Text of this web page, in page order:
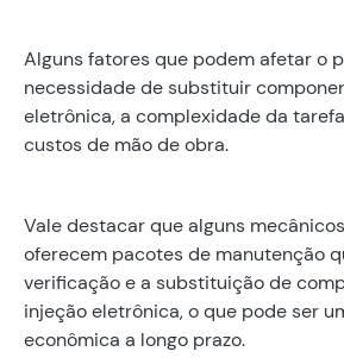
Alguns fatores que podem afetar o
necessidade de substituir
eletrônica, a complexidade da
custos de mão de obra.
Vale destacar que alguns
oferecem pacotes de manutenção
verificação e a substituição de
injeção eletrônica, o que pode ser
econômica a longo prazo.